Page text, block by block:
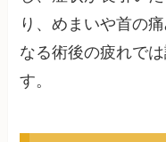
り、めまいや首の
なる術後の疲れで
す。